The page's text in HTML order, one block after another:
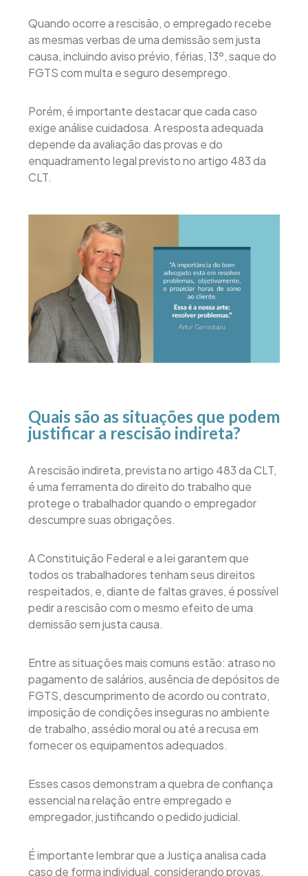
Quando ocorre a rescisão, o empregado recebe
as mesmas verbas de uma demissão sem justa
causa, incluindo aviso prévio, férias, 13º, saque do
FGTS com multa e seguro desemprego.
Porém, é importante destacar que cada caso
exige análise cuidadosa. A resposta adequada
depende da avaliação das provas e do
enquadramento legal previsto no artigo 483 da
CLT.
Quais são as situações que podem
justificar a rescisão indireta?
A rescisão indireta, prevista no artigo 483 da CLT,
é uma ferramenta do direito do trabalho que
protege o trabalhador quando o empregador
descumpre suas obrigações.
A Constituição Federal e a lei garantem que
todos os trabalhadores tenham seus direitos
respeitados, e, diante de faltas graves, é possível
pedir a rescisão com o mesmo efeito de uma
demissão sem justa causa.
Entre as situações mais comuns estão: atraso no
pagamento de salários, ausência de depósitos de
FGTS, descumprimento de acordo ou contrato,
imposição de condições inseguras no ambiente
de trabalho, assédio moral ou até a recusa em
fornecer os equipamentos adequados.
Esses casos demonstram a quebra de confiança
essencial na relação entre empregado e
empregador, justificando o pedido judicial.
É importante lembrar que a Justiça analisa cada
caso de forma individual, considerando provas,